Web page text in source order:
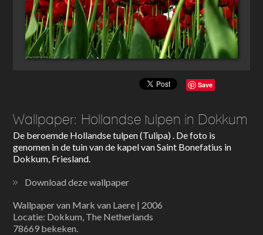
Save
Wallpaper: Hollandse tulpen in Dokkum
De beroemde Hollandse tulpen (Tulipa) . De foto is
genomen in de tuin van de kapel van Saint Bonefatius in
Dokkum, Friesland.
Download deze wallpaper
Wallpaper van Mark van Laere | 2006
Locatie: Dokkum, The Netherlands
78669 bekeken.